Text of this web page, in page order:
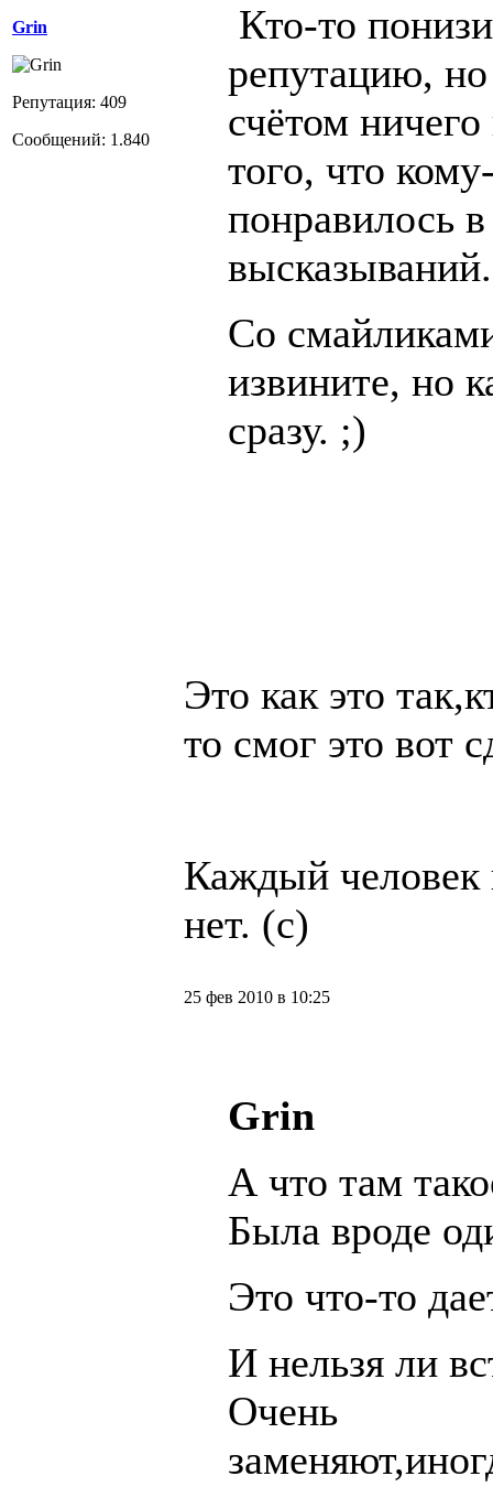
Grin
Репутация: 409
Сообщений: 1.840
Кто-то
репутацию,
счётом
того, что
понравилось
высказываний.
Со
извините, но
сразу. ;)
Это как это
то смог это вот
Каждый
нет. (с)
25 фев 2010 в 10:25
Grin
А что там
Была вроде
Это что-то
И нельзя ли
Очень